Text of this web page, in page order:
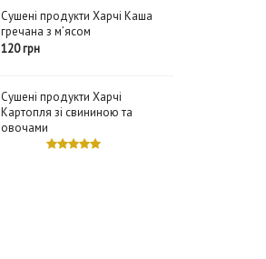
Сушені продукти Харчі Каша
гречана з м’ясом
120 грн
Сушені продукти Харчі
Картопля зі свининою та
овочами